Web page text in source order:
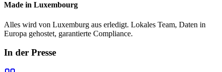
Made in Luxembourg
Alles wird von Luxemburg aus erledigt. Lokales Team, Daten in
Europa gehostet, garantierte Compliance.
In der Presse